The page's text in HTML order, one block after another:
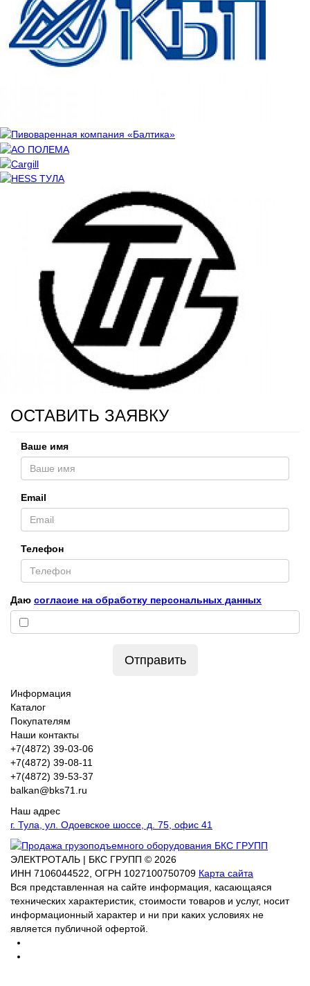
ОСТАВИТЬ ЗАЯВКУ
Ваше имя
Email
Телефон
Даю согласие на обработку персональных данных
Отправить
Информация
Каталог
Покупателям
Наши контакты
+7(4872) 39-03-06
+7(4872) 39-08-11
+7(4872) 39-53-37
balkan@bks71.ru
Наш адрес
г. Тула, ул. Одоевское шоссе, д. 75, офис 41
ЭЛЕКТРОТАЛЬ | БКС ГРУПП © 2026
ИНН 7106044522, ОГРН 1027100750709 Карта сайта
Вся представленная на сайте информация, касающаяся
технических характеристик, стоимости товаров и услуг, носит
информационный характер и ни при каких условиях не
является публичной офертой.